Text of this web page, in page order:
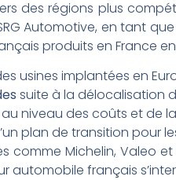
des régions plus
Automotive, en tant
produits en France
usines implantées en
suite à la délocalisation
au niveau des coûts et de
plan de transition pour
comme Michelin, Valeo
automobile français